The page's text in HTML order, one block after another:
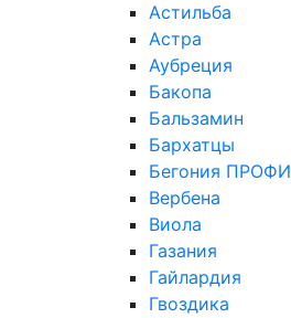
Астильба
Астра
Аубреция
Бакопа
Бальзамин
Бархатцы
Бегония ПРОФИ
Вербена
Виола
Газания
Гайлардия
Гвоздика